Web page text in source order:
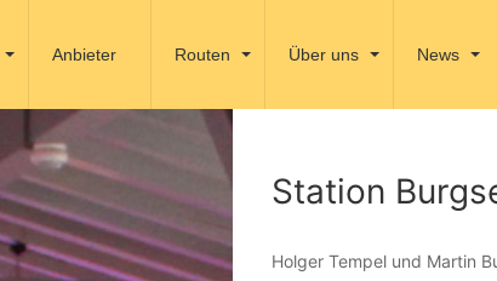
Anbieter Routen Über uns News
Station
Holger Tempel und Martin